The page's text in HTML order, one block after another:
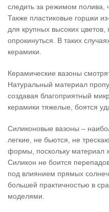
следить за режимом полива,
Также пластиковые горшки
для крупных высоких
опрокинуться. В таких
керамики.
Керамические вазоны
Натуральный материал
создавая благоприятный
керамики тяжелые, боятся
Силиконовые вазоны –
легкие, не бьются, не
формы, поскольку материал
Силикон не боится
под влиянием прямых
большей практичностью в
моделями.